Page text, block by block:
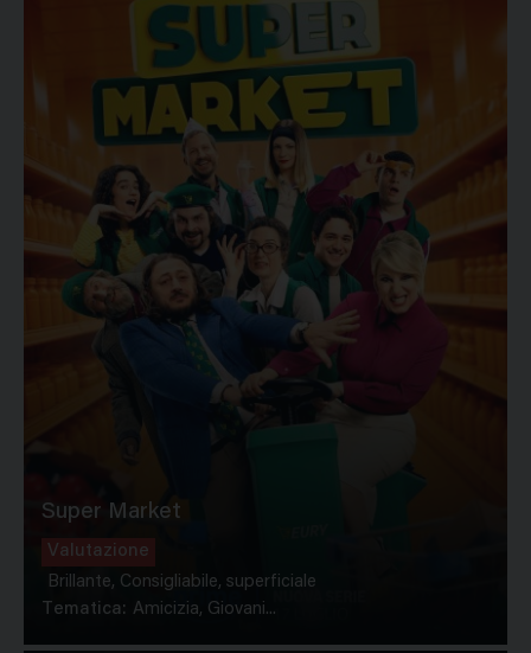
Super Market
Valutazione
Brillante, Consigliabile, superficiale
Tematica: Amicizia, Giovani...